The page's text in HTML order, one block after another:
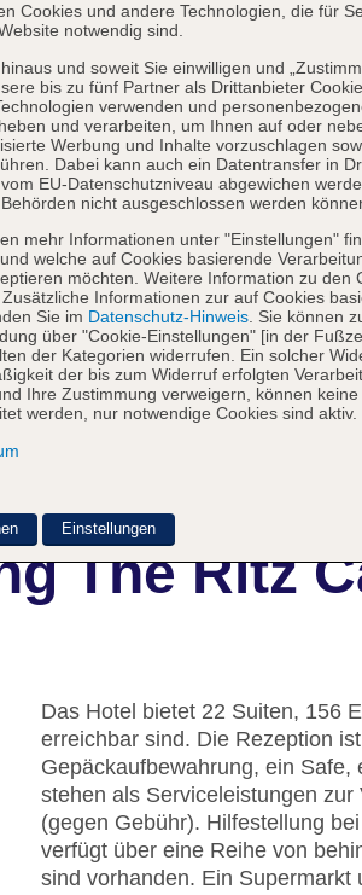
The Ritz
Das Hotel bietet 22 Suiten, 156
erreichbar sind. Die Rezeption
Gepäckaufbewahrung, ein
stehen als Serviceleistungen
(gegen Gebühr). Hilfestellung
verfügt über eine Reihe von
sind vorhanden. Ein
Cookies und andere Technologien, die für
notwendig sind.
und soweit Sie einwilligen und
bis zu fünf Partner als Drittanbieter
verwenden und
und verarbeiten, um Ihnen auf oder
Werbung und Inhalte vorzuschlagen
Dabei kann auch ein Datentransfer in
EU-Datenschutzniveau abgewichen
nicht ausgeschlossen werden
mehr Informationen unter "Einstellungen"
welche auf Cookies basierende
möchten. Weitere Information zu den
. Zusätzliche Informationen zur auf Cookies
Sie im Datenschutz-Hinweis . Sie können
über "Cookie-Einstellungen" [in der
der Kategorien widerrufen. Ein solcher
der bis zum Widerruf erfolgten
Ihre Zustimmung verweigern, können
werden, nur notwendige Cookies sind aktiv.
Einstellungen